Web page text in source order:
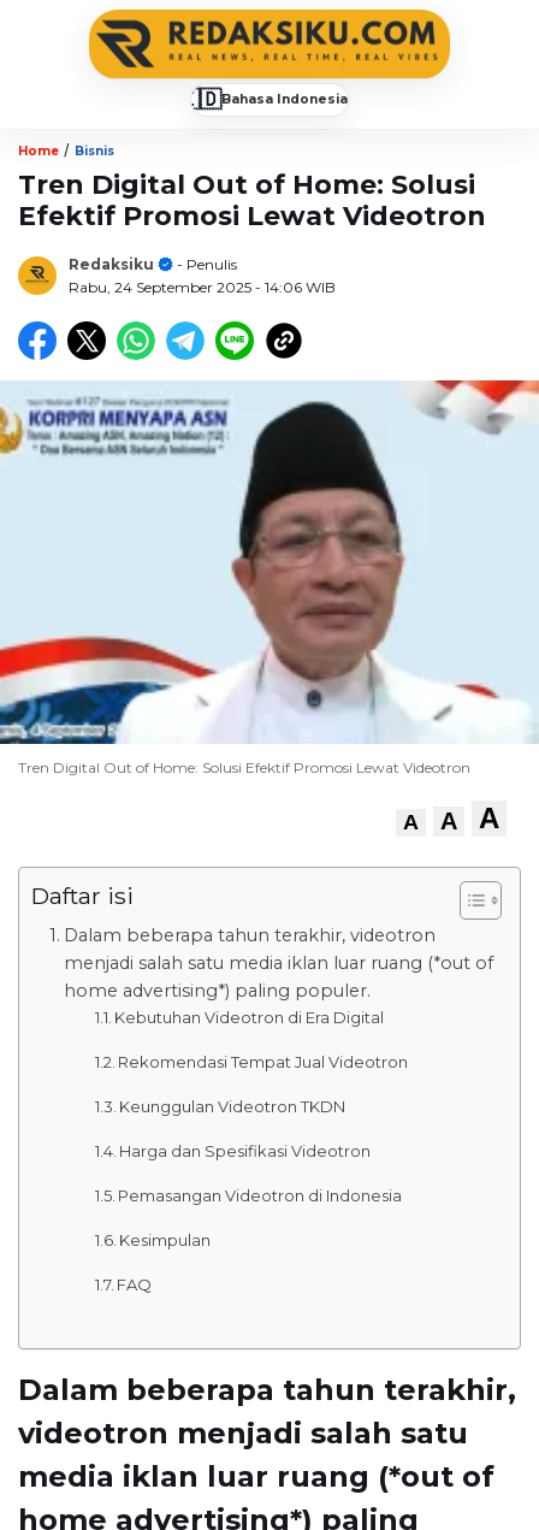
🇮🇩Bahasa Indonesia
Home / Bisnis
Tren Digital Out of Home: Solusi
Efektif Promosi Lewat Videotron
Redaksiku
- Penulis
Rabu, 24 September 2025 - 14:06 WIB
Tren Digital Out of Home: Solusi Efektif Promosi Lewat Videotron
A A A
Daftar isi
Dalam beberapa tahun terakhir, videotron
menjadi salah satu media iklan luar ruang (*out of
home advertising*) paling populer.
Kebutuhan Videotron di Era Digital
Rekomendasi Tempat Jual Videotron
Keunggulan Videotron TKDN
Harga dan Spesifikasi Videotron
Pemasangan Videotron di Indonesia
Kesimpulan
FAQ
Dalam beberapa tahun terakhir,
videotron menjadi salah satu
media iklan luar ruang (*out of
home advertising*) paling